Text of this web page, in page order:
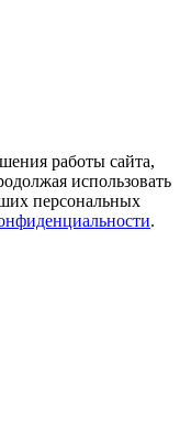
работы сайта,
использовать
персональных
.